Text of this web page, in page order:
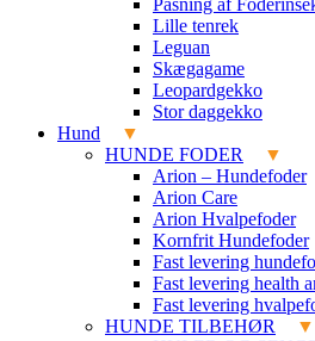
Pasning af
Lille tenrek
Leguan
Skægagame
Leopardgekko
Stor daggekko
Hund
HUNDE FODER
Arion – Hundefoder
Arion Care
Arion Hvalpefoder
Kornfrit Hundefoder
Fast levering
Fast levering health
Fast levering
HUNDE TILBEHØR